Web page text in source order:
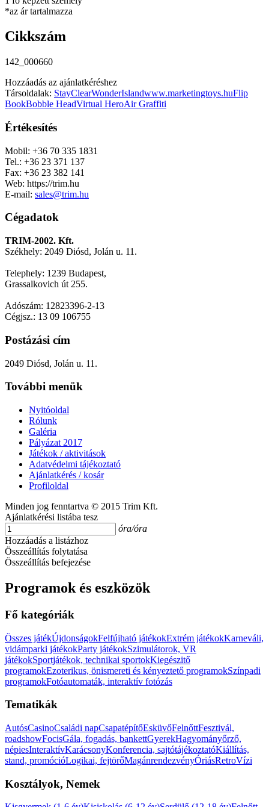
*az ár tartalmazza
Cikkszám
142_000660
Hozzáadás az ajánlatkéréshez
Társoldalak: StayClearWonderIslandwww.marketingtoys.huFlip
BookBobble HeadVirtual HeroAir Graffiti
Értékesítés
Mobil: +36 70 335 1831
Tel.: +36 23 371 137
Fax: +36 23 382 141
Web: https://trim.hu
E-mail: sales@trim.hu
Cégadatok
TRIM-2002. Kft.
Székhely: 2049 Diósd, Jolán u. 11.
Telephely: 1239 Budapest,
Grassalkovich út 255.
Adószám: 12823396-2-13
Cégjsz.: 13 09 106755
Postázási cím
2049 Diósd, Jolán u. 11.
További menük
Nyitóoldal
Rólunk
Galéria
Pályázat 2017
Játékok / aktivitások
Adatvédelmi tájékoztató
Ajánlatkérés / kosár
Profiloldal
Minden jog fenntartva © 2015 Trim Kft.
Ajánlatkérési listába tesz
óra/óra
Hozzáadás a listázhoz
Összeállítás folytatása
Összeállítás befejezése
Programok és eszközök
Fő kategóriák
Összes játékÚjdonságokFelfújható játékokExtrém játékokKarneváli,
vidámparki játékokParty játékokSzimulátorok, VR
játékokSportjátékok, technikai sportokKiegészitő
programokEzoterikus, önismereti és kényeztető programokSzínpadi
programokFotóautomaták, interaktív fotózás
Tematikák
AutósCasinoCsaládi napCsapatépítőEsküvőFelnőttFesztivál,
roadshowFocisGála, fogadás, bankettGyerekHagyományőrző,
népiesInteraktívKarácsonyKonferencia, sajtótájékoztatóKiállítás,
stand, promócióLogikai, fejtörőMagánrendezvényÓriásRetroVízi
Kosztályok, Nemek